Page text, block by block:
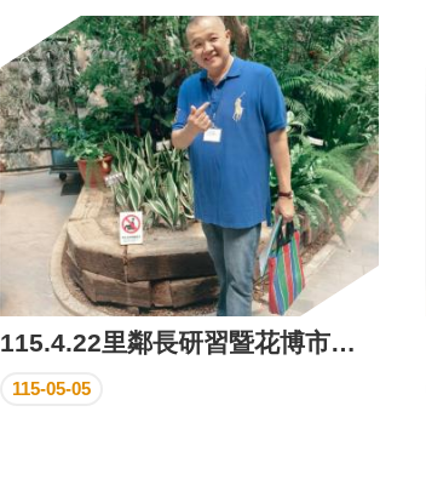
115.4.22里鄰長研習暨花博市政參訪
115-05-05